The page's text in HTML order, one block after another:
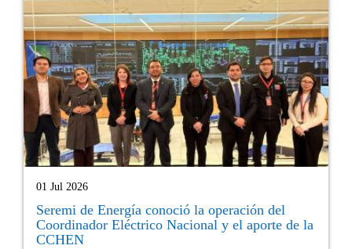
01 Jul 2026
Seremi de Energía conoció la operación del
Coordinador Eléctrico Nacional y el aporte de la
CCHEN